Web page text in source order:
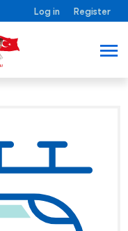
Log in Register